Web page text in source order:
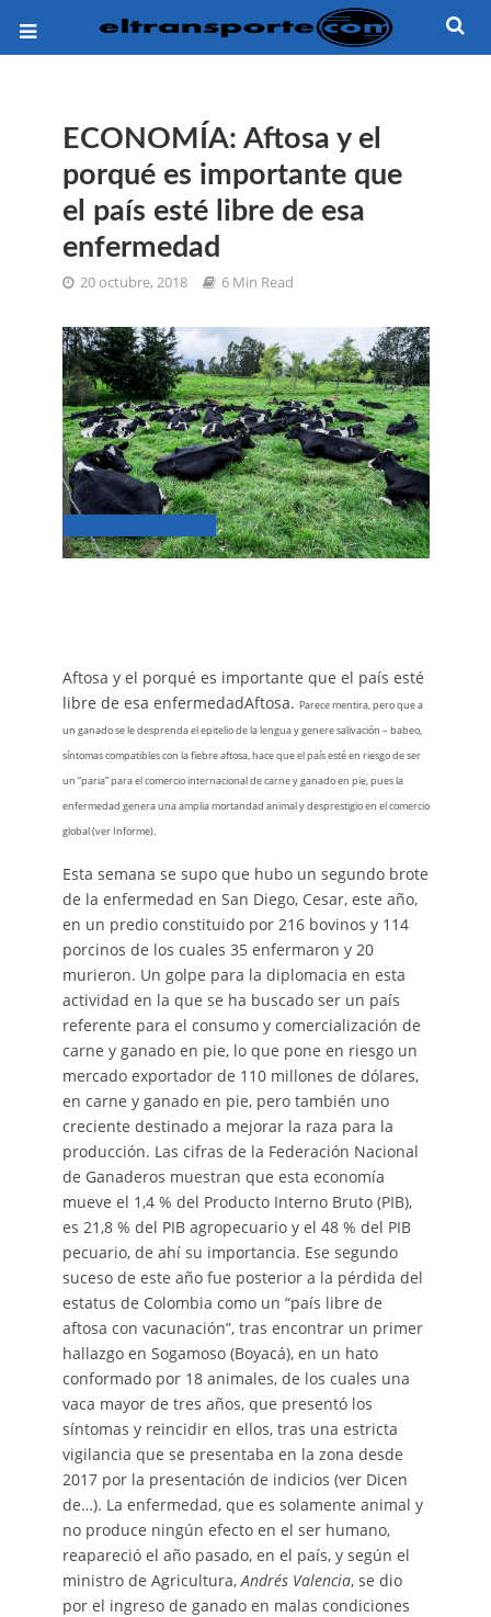
ECONOMÍA: Aftosa y el
porqué es importante que
el país esté libre de esa
enfermedad
20 octubre, 2018 6 Min Read
Aftosa y el porqué es importante que el país esté
libre de esa enfermedadAftosa. Parece mentira, pero que a
un ganado se le desprenda el epitelio de la lengua y genere salivación – babeo,
síntomas compatibles con la fiebre aftosa, hace que el país esté en riesgo de ser
un “paria” para el comercio internacional de carne y ganado en pie, pues la
enfermedad genera una amplia mortandad animal y desprestigio en el comercio
global (ver Informe).
Esta semana se supo que hubo un segundo brote
de la enfermedad en San Diego, Cesar, este año,
en un predio constituido por 216 bovinos y 114
porcinos de los cuales 35 enfermaron y 20
murieron. Un golpe para la diplomacia en esta
actividad en la que se ha buscado ser un país
referente para el consumo y comercialización de
carne y ganado en pie, lo que pone en riesgo un
mercado exportador de 110 millones de dólares,
en carne y ganado en pie, pero también uno
creciente destinado a mejorar la raza para la
producción. Las cifras de la Federación Nacional
de Ganaderos muestran que esta economía
mueve el 1,4 % del Producto Interno Bruto (PIB),
es 21,8 % del PIB agropecuario y el 48 % del PIB
pecuario, de ahí su importancia. Ese segundo
suceso de este año fue posterior a la pérdida del
estatus de Colombia como un “país libre de
aftosa con vacunación”, tras encontrar un primer
hallazgo en Sogamoso (Boyacá), en un hato
conformado por 18 animales, de los cuales una
vaca mayor de tres años, que presentó los
síntomas y reincidir en ellos, tras una estricta
vigilancia que se presentaba en la zona desde
2017 por la presentación de indicios (ver Dicen
de…). La enfermedad, que es solamente animal y
no produce ningún efecto en el ser humano,
reapareció el año pasado, en el país, y según el
ministro de Agricultura, Andrés Valencia, se dio
por el ingreso de ganado en malas condiciones